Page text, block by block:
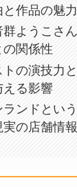
と作品の魅力
群ようこさ
の関係性
トの演技力
える影響
ランドとい
実の店舗情報